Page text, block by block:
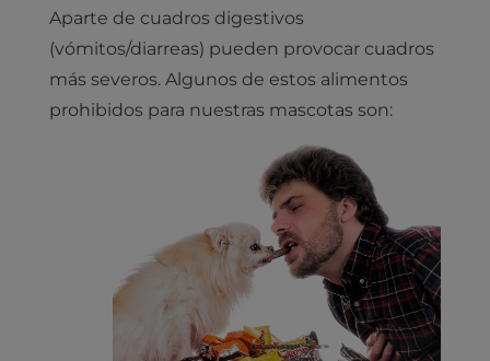
Pruebas diagnósticas
Aparte de cuadros digestivos
(vómitos/diarreas) pueden provocar cuadros
más severos. Algunos de estos alimentos
prohibidos para nuestras mascotas son: